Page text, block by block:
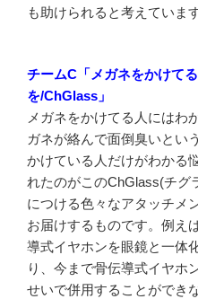
も助けられると考えています
チームC「メガネをかけて
を/ChGlass」
メガネをかけてる人にはわ
ガネが絡んで面倒臭いとい
かけている人だけがわかる
れたのがこのChGlass(チグ
につける色々なアタッチメ
お届けするものです。例え
導式イヤホンを眼鏡と一体
り、今まで骨伝導式イヤホ
せいで併用することができ